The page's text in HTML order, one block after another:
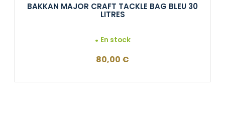
BAKKAN MAJOR CRAFT TACKLE BAG BLEU 30
LITRES
En stock
80,00 €